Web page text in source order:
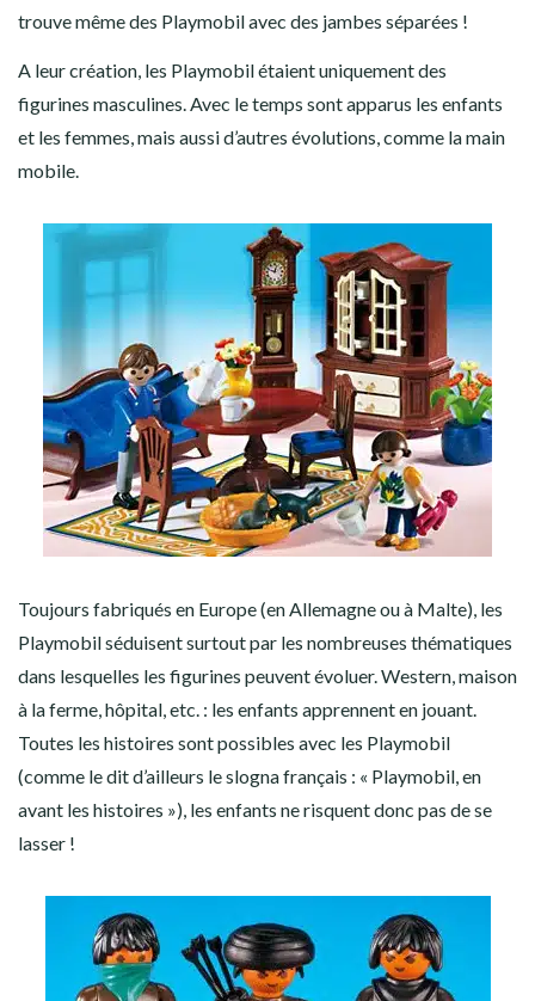
trouve même des Playmobil avec des jambes séparées !
A leur création, les Playmobil étaient uniquement des
figurines masculines. Avec le temps sont apparus les enfants
et les femmes, mais aussi d’autres évolutions, comme la main
mobile.
Toujours fabriqués en Europe (en Allemagne ou à Malte), les
Playmobil séduisent surtout par les nombreuses thématiques
dans lesquelles les figurines peuvent évoluer. Western, maison
à la ferme, hôpital, etc. : les enfants apprennent en jouant.
Toutes les histoires sont possibles avec les Playmobil
(comme le dit d’ailleurs le slogna français : « Playmobil, en
avant les histoires »), les enfants ne risquent donc pas de se
lasser !